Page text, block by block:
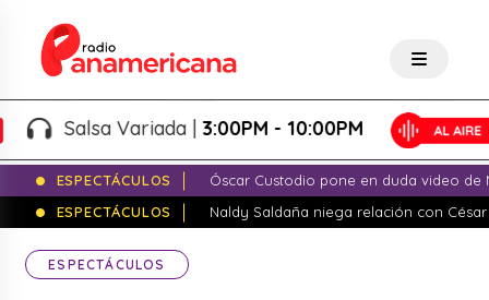
Salsa Variada |3:00PM - 10:00PM
ESPECTÁCULOS
Óscar Custodio pone en duda video de
ESPECTÁCULOS
Naldy Saldaña niega relación con
ESPECTÁCULOS